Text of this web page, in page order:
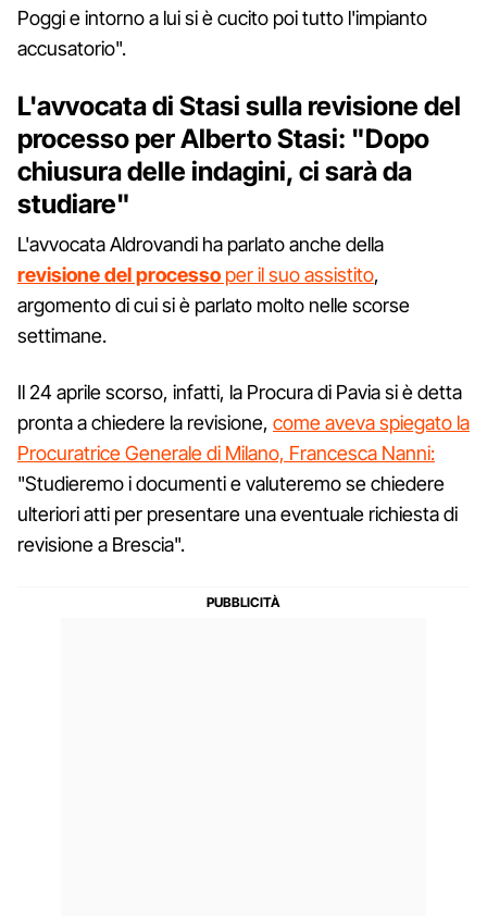
Poggi e intorno a lui si è cucito poi tutto l'impianto
accusatorio".
L'avvocata di Stasi sulla revisione del
processo per Alberto Stasi: "Dopo
chiusura delle indagini, ci sarà da
studiare"
L'avvocata Aldrovandi ha parlato anche della
revisione del processo per il suo assistito,
argomento di cui si è parlato molto nelle scorse
settimane.
Il 24 aprile scorso, infatti, la Procura di Pavia si è detta
pronta a chiedere la revisione, come aveva spiegato la
Procuratrice Generale di Milano, Francesca Nanni:
"Studieremo i documenti e valuteremo se chiedere
ulteriori atti per presentare una eventuale richiesta di
revisione a Brescia".